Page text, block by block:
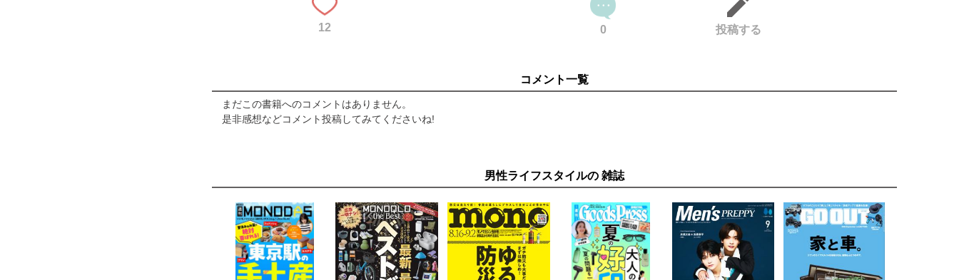
12 0 投稿する
コメント一覧
まだこの書籍へのコメントはありません。
是非感想などコメント投稿してみてくださいね!
男性ライフスタイルの 雑誌